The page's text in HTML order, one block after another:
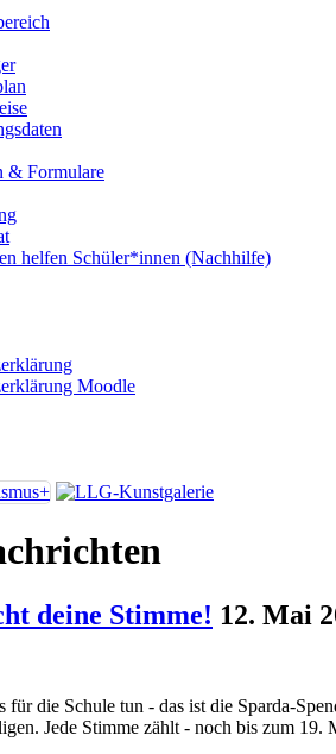
& Formulare
helfen Schüler*innen (Nachhilfe)
Moodle
deine Stimme! 12. Mai
die Schule tun - das ist die Sparda-
Jede Stimme zählt - noch bis zum 19.